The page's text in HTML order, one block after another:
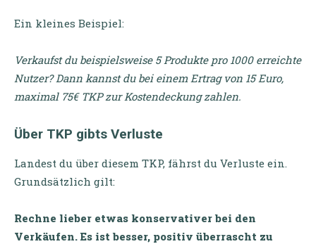
Ein kleines Beispiel:
Verkaufst du beispielsweise 5 Produkte pro 1000 erreichte
Nutzer? Dann kannst du bei einem Ertrag von 15 Euro,
maximal 75€ TKP zur Kostendeckung zahlen.
Über TKP gibts Verluste
Landest du über diesem TKP, fährst du Verluste ein.
Grundsätzlich gilt:
Rechne lieber etwas konservativer bei den
Verkäufen. Es ist besser, positiv überrascht zu